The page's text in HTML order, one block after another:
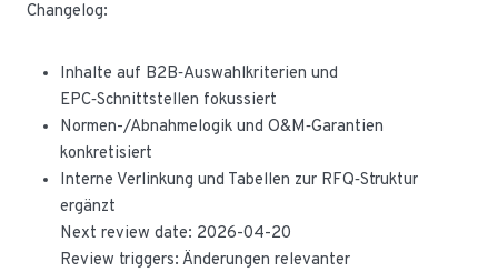
Changelog:
Inhalte auf B2B‑Auswahlkriterien und
EPC‑Schnittstellen fokussiert
Normen-/Abnahmelogik und O&M‑Garantien
konkretisiert
Interne Verlinkung und Tabellen zur RFQ‑Struktur
ergänzt
Next review date: 2026-04-20
Review triggers: Änderungen relevanter